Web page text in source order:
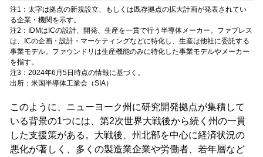
注1：太字は拠点の新規設立、もしくは既存拠点の拡大計画が発表されてい
る企業・機関を示す。
注2：IDMはICの設計、開発、生産を一貫で行う半導体メーカー。ファブレス
は、ICの企画・設計・マーケティングなどに特化し、生産は他社に委託する
事業モデル。ファウンドリは生産機能のみに特化した事業モデルやメーカー
を指す。
注3：2024年6月5日時点の情報に基づく。
出所：米国半導体工業会（SIA）
このように、ニューヨーク州に研究開発拠点が集積して
いる背景の1つには、第2次世界大戦後から続く州の一貫
した支援策がある。大戦後、州北部を中心に経済状況の
悪化が著しく、多くの製造業企業や労働者、若年層など